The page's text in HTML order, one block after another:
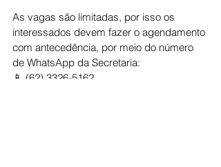
As vagas são limitadas, por isso os
interessados devem fazer o agendamento
com antecedência, por meio do número
de WhatsApp da Secretaria:
📱 (62) 3326-5162